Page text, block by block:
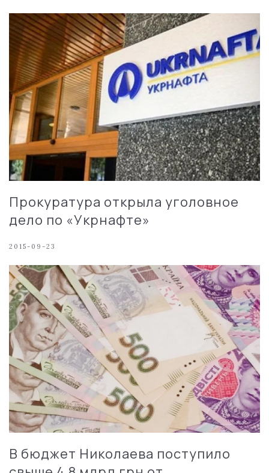
Прокуратура открыла уголовное
дело по «Укрнафте»
2015-09-23
В бюджет Николаева поступило